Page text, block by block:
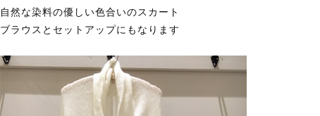
自然な染料の優しい色合いのスカート
ブラウスとセットアップにもなります